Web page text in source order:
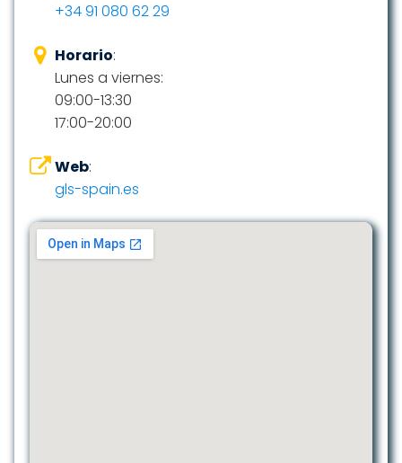
+34 91 080 62 29
Horario:
Lunes a viernes:
09:00-13:30
17:00-20:00
Web:
gls-spain.es